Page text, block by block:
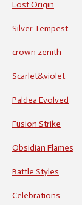
Lost Origin
Silver Tempest
crown zenith
Scarlet&violet
Paldea Evolved
Fusion Strike
Obsidian Flames
Battle Styles
Celebrations